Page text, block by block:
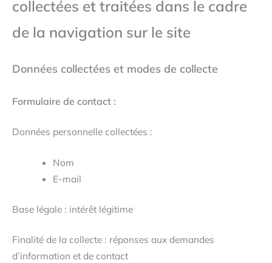
collectées et traitées dans le cadre
de la navigation sur le site
Données collectées et modes de collecte
Formulaire de contact :
Données personnelle collectées :
Nom
E-mail
Base légale : intérêt légitime
Finalité de la collecte : réponses aux demandes
d’information et de contact